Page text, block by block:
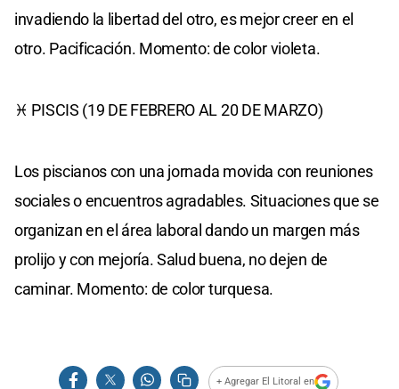
invadiendo la libertad del otro, es mejor creer en el
otro. Pacificación. Momento: de color violeta.
♓ PISCIS (19 DE FEBRERO AL 20 DE MARZO)
Los piscianos con una jornada movida con reuniones
sociales o encuentros agradables. Situaciones que se
organizan en el área laboral dando un margen más
prolijo y con mejoría. Salud buena, no dejen de
caminar. Momento: de color turquesa.
+ Agregar El Litoral en